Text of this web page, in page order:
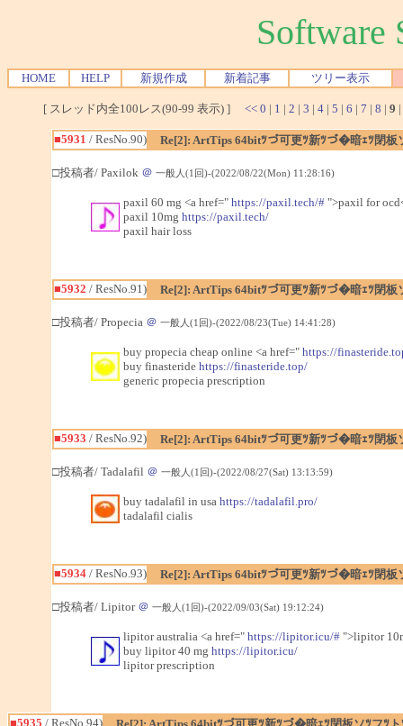
Software
HOME HELP 新規作成 新着記事 ツリー表示
[ スレッド内全100レス(90-99 表示) ] << 0 | 1 | 2 | 3 | 4 | 5 | 6 | 7 | 8 | 9 |
■5931 / ResNo.90) Re[2]: ArtTips 64bitﾂづ可更ﾂ新ﾂづ�暗ｪﾂ閉
□投稿者/ Paxilok ＠ 一般人(1回)-(2022/08/22(Mon) 11:28:16)
paxil 60 mg <a href=" https://paxil.tech/#">paxil for
paxil 10mg https://paxil.tech/
paxil hair loss
■5932 / ResNo.91) Re[2]: ArtTips 64bitﾂづ可更ﾂ新ﾂづ�暗ｪﾂ閉
□投稿者/ Propecia ＠ 一般人(1回)-(2022/08/23(Tue) 14:41:28)
buy propecia cheap online <a href=" https://
buy finasteride https://finasteride.top/
generic propecia prescription
■5933 / ResNo.92) Re[2]: ArtTips 64bitﾂづ可更ﾂ新ﾂづ�暗ｪﾂ閉
□投稿者/ Tadalafil ＠ 一般人(1回)-(2022/08/27(Sat) 13:13:59)
buy tadalafil in usa https://tadalafil.pro/
tadalafil cialis
■5934/ ResNo.93) Re[2]: ArtTips 64bitﾂづ可更ﾂ新ﾂづ�暗ｪﾂ閉
□投稿者/ Lipitor ＠ 一般人(1回)-(2022/09/03(Sat) 19:12:24)
lipitor australia <a href=" https://lipitor.icu/#">lipitor
buy lipitor 40 mg https://lipitor.icu/
lipitor prescription
■5935 / ResNo.94)